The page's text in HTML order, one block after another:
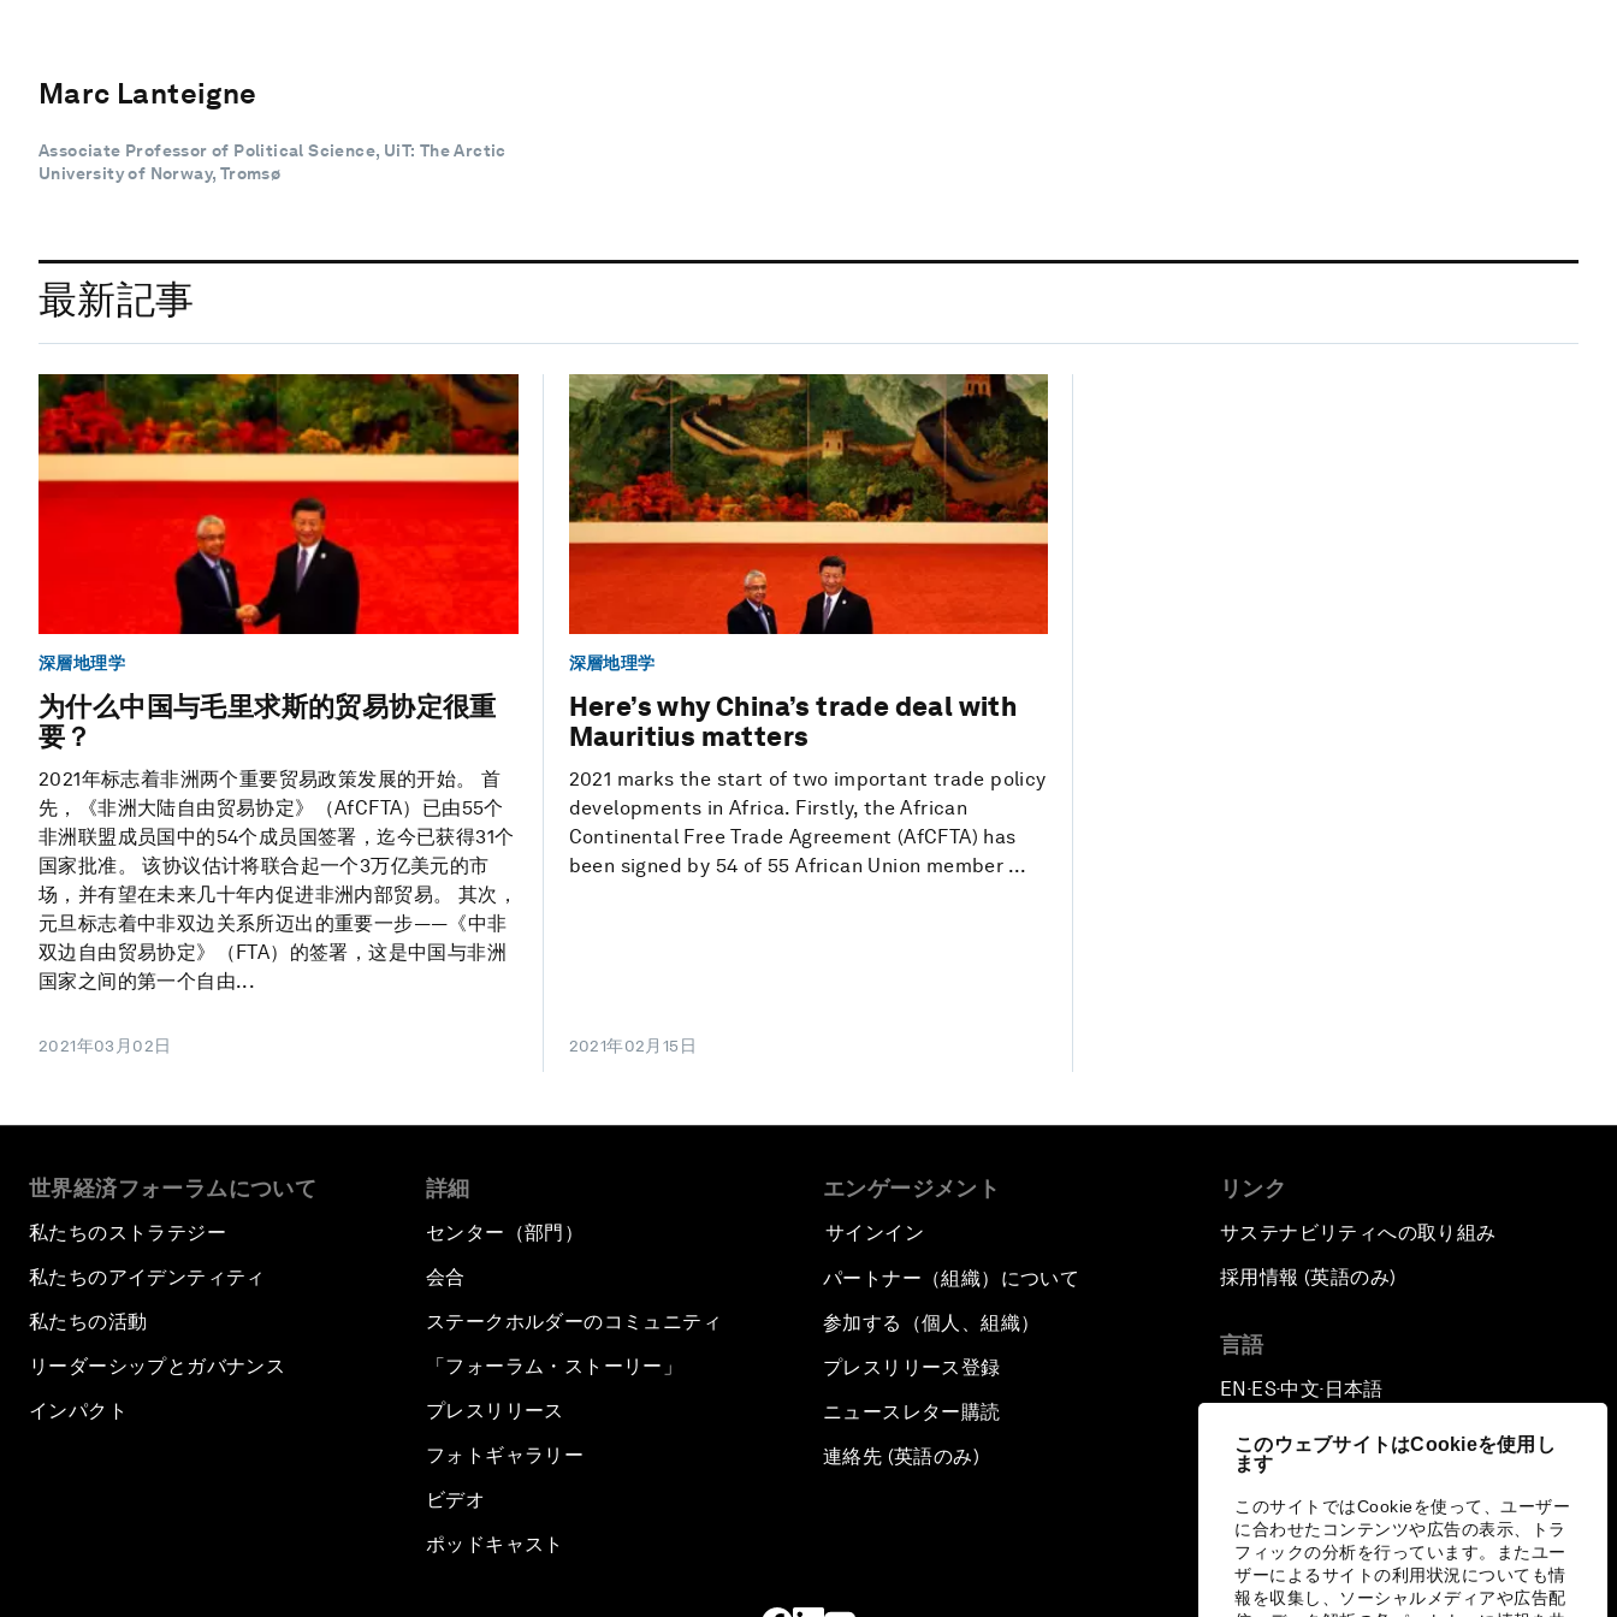
このウェブサイトはCookieを使用し
ます
このサイトではCookieを使って、ユーザー
に合わせたコンテンツや広告の表示、トラ
フィックの分析を行っています。またユー
ザーによるサイトの利用状況についても情
報を収集し、ソーシャルメディアや広告配
Marc Lanteigne
Associate Professor of Political Science, UiT: The Arctic
University of Norway, Tromsø
最新記事
深層地理学
为什么中国与毛里求斯的贸易协定很重
要？
2021年标志着非洲两个重要贸易政策发展的开始。 首
先，《非洲大陆自由贸易协定》（AfCFTA）已由55个
非洲联盟成员国中的54个成员国签署，迄今已获得31个
国家批准。 该协议估计将联合起一个3万亿美元的市
场，并有望在未来几十年内促进非洲内部贸易。 其次，
元旦标志着中非双边关系所迈出的重要一步——《中非
双边自由贸易协定》（FTA）的签署，这是中国与非洲
国家之间的第一个自由...
2021年03月02日
深層地理学
Here’s why China’s trade deal with
Mauritius matters
2021 marks the start of two important trade policy
developments in Africa. Firstly, the African
Continental Free Trade Agreement (AfCFTA) has
been signed by 54 of 55 African Union member ...
2021年02月15日
世界経済フォーラムについて
私たちのストラテジー
私たちのアイデンティティ
私たちの活動
リーダーシップとガバナンス
インパクト
詳細
センター（部門）
会合
ステークホルダーのコミュニティ
「フォーラム・ストーリー」
プレスリリース
フォトギャラリー
ビデオ
ポッドキャスト
エンゲージメント
サインイン
パートナー（組織）について
参加する（個人、組織）
プレスリリース登録
ニュースレター購読
連絡先 (英語のみ)
リンク
サステナビリティへの取り組み
採用情報 (英語のみ)
言語
EN ▪ ES▪中文▪ 日本語